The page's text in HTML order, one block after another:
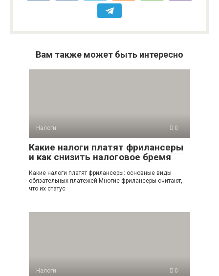
Вам также может быть интересно
Налоги 0
Какие налоги платят фрилансеры
и как снизить налоговое бремя
Какие налоги платят фрилансеры: основные виды
обязательных платежей Многие фрилансеры считают,
что их статус
Налоги 0